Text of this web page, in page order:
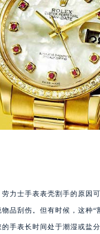
力士手表表壳割手的原因
品刮伤。但有时候，这种“
手表长时间处于潮湿或盐